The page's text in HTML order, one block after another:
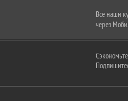
Все наши
через